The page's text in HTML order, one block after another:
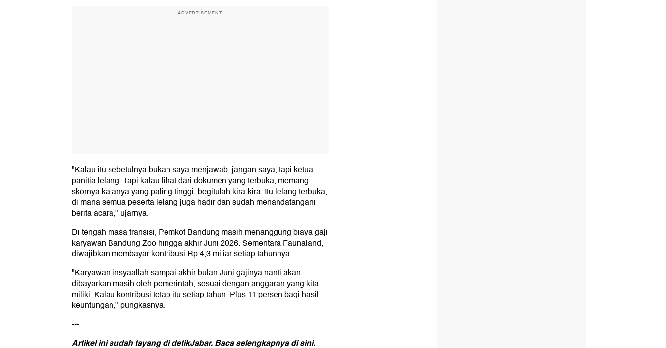
ADVERTISEMENT
"Kalau itu sebetulnya bukan saya menjawab, jangan saya, tapi ketua
panitia lelang. Tapi kalau lihat dari dokumen yang terbuka, memang
skornya katanya yang paling tinggi, begitulah kira-kira. Itu lelang terbuka,
di mana semua peserta lelang juga hadir dan sudah menandatangani
berita acara," ujarnya.
Di tengah masa transisi, Pemkot Bandung masih menanggung biaya gaji
karyawan Bandung Zoo hingga akhir Juni 2026. Sementara Faunaland,
diwajibkan membayar kontribusi Rp 4,3 miliar setiap tahunnya.
"Karyawan insyaallah sampai akhir bulan Juni gajinya nanti akan
dibayarkan masih oleh pemerintah, sesuai dengan anggaran yang kita
miliki. Kalau kontribusi tetap itu setiap tahun. Plus 11 persen bagi hasil
keuntungan," pungkasnya.
---
Artikel ini sudah tayang di detikJabar.Baca selengkapnya di sini.